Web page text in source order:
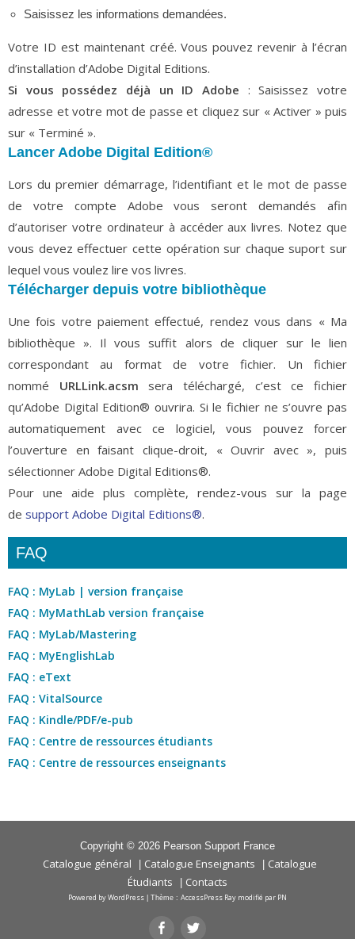
Saisissez les informations demandées.
Votre ID est maintenant créé. Vous pouvez revenir à l’écran
d’installation d’Adobe Digital Editions.
Si vous possédez déjà un ID Adobe : Saisissez votre
adresse et votre mot de passe et cliquez sur « Activer » puis
sur « Terminé ».
Lancer Adobe Digital Edition®
Lors du premier démarrage, l’identifiant et le mot de passe
de votre compte Adobe vous seront demandés afin
d’autoriser votre ordinateur à accéder aux livres. Notez que
vous devez effectuer cette opération sur chaque suport sur
lequel vous voulez lire vos livres.
Télécharger depuis votre bibliothèque
Une fois votre paiement effectué, rendez vous dans « Ma
bibliothèque ». Il vous suffit alors de cliquer sur le lien
correspondant au format de votre fichier. Un fichier
nommé URLLink.acsm sera téléchargé, c’est ce fichier
qu’Adobe Digital Edition® ouvrira. Si le fichier ne s’ouvre pas
automatiquement avec ce logiciel, vous pouvez forcer
l’ouverture en faisant clique-droit, « Ouvrir avec », puis
sélectionner Adobe Digital Editions®.
Pour une aide plus complète, rendez-vous sur la page
de support Adobe Digital Editions®.
FAQ
FAQ : MyLab | version française
FAQ : MyMathLab version française
FAQ : MyLab/Mastering
FAQ : MyEnglishLab
FAQ : eText
FAQ : VitalSource
FAQ : Kindle/PDF/e-pub
FAQ : Centre de ressources étudiants
FAQ : Centre de ressources enseignants
Copyright © 2026 Pearson Support France
Catalogue général Catalogue Enseignants
Catalogue
Étudiants
Contacts
Powered by WordPress Thème : AccessPress Ray modifié par PN